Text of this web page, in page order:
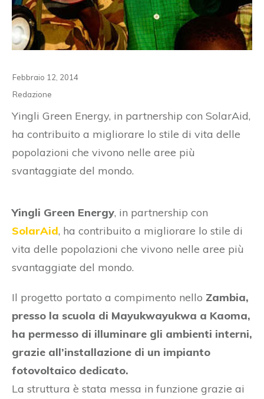
Febbraio 12, 2014
Redazione
Yingli Green Energy, in partnership con SolarAid,
ha contribuito a migliorare lo stile di vita delle
popolazioni che vivono nelle aree più
svantaggiate del mondo.
Yingli Green Energy, in partnership con
SolarAid, ha contribuito a migliorare lo stile di
vita delle popolazioni che vivono nelle aree più
svantaggiate del mondo.
Il progetto portato a compimento nello Zambia,
presso la scuola di Mayukwayukwa a Kaoma,
ha permesso di illuminare gli ambienti interni,
grazie all’installazione di un impianto
fotovoltaico dedicato.
La struttura è stata messa in funzione grazie ai